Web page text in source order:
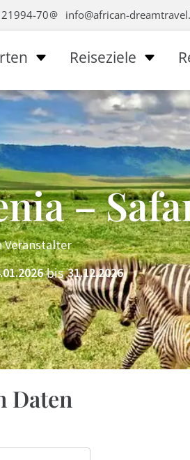
70 info@african-
Reiseziele
–
Veranstalter
bis31.12.2026
Daten